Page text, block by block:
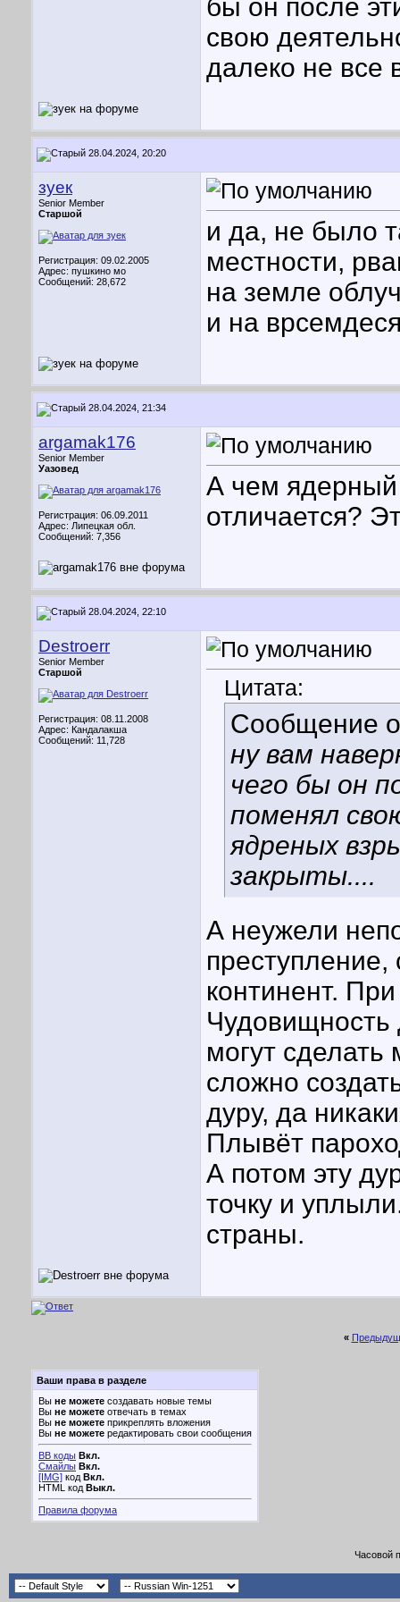
бы он после
свою
далеко не все
28.04.2024, 20:20
зуек
Senior Member
Старшой
Регистрация: 09.02.2005
Адрес: пушкино мо
Сообщений: 28,672
и да, не было
местности,
на земле
и на
28.04.2024, 21:34
argamak176
Senior Member
Уазовед
Регистрация: 06.09.2011
Адрес: Липецкая обл.
Сообщений: 7,356
А чем ядерный
отличается?
28.04.2024, 22:10
Destroerr
Senior Member
Старшой
Регистрация: 08.11.2008
Адрес: Кандалакша
Сообщений: 11,728
Цитата:
Сообщение
ну вам
чего бы он
поменял
ядреных
закрыты....
А неужели
континент.
Чудовищность
могут сделать
сложно
дуру, да
Плывёт
А потом эту
точку и
страны.
«
Ваши права в разделе
Вы не можете создавать новые темы
Вы не можете отвечать в темах
Вы не можете прикреплять вложения
Вы не можете редактировать свои сообщения
BB коды Вкл.
Смайлы Вкл.
[IMG] код Вкл.
HTML код Выкл.
Правила форума
Часовой